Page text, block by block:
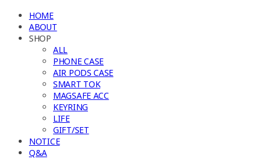
HOME
ABOUT
SHOP
ALL
PHONE CASE
AIR PODS CASE
SMART TOK
MAGSAFE ACC
KEYRING
LIFE
GIFT/SET
NOTICE
Q&A